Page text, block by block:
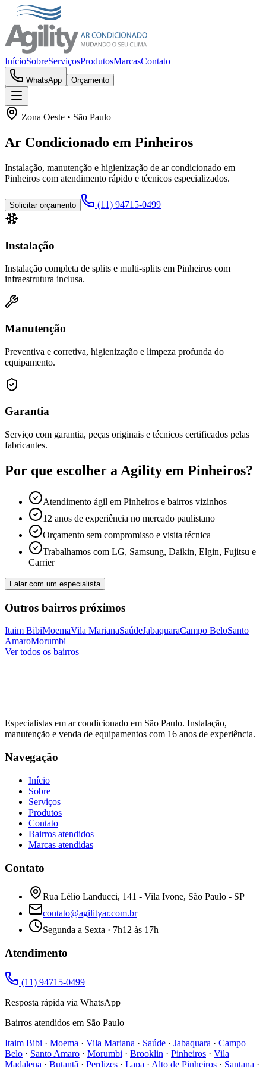
InícioSobreServiçosProdutosMarcasContato
WhatsApp Orçamento
Zona Oeste • São Paulo
Ar Condicionado em Pinheiros
Instalação, manutenção e higienização de ar condicionado em
Pinheiros com atendimento rápido e técnicos especializados.
Solicitar orçamento (11) 94715-0499
Instalação
Instalação completa de splits e multi-splits em Pinheiros com
infraestrutura inclusa.
Manutenção
Preventiva e corretiva, higienização e limpeza profunda do
equipamento.
Garantia
Serviço com garantia, peças originais e técnicos certificados pelas
fabricantes.
Por que escolher a Agility em Pinheiros?
Atendimento ágil em Pinheiros e bairros vizinhos
12 anos de experiência no mercado paulistano
Orçamento sem compromisso e visita técnica
Trabalhamos com LG, Samsung, Daikin, Elgin, Fujitsu e
Carrier
Falar com um especialista
Outros bairros próximos
Itaim BibiMoemaVila MarianaSaúdeJabaquaraCampo BeloSanto
AmaroMorumbi
Ver todos os bairros
Especialistas em ar condicionado em São Paulo. Instalação,
manutenção e venda de equipamentos com 16 anos de experiência.
Navegação
Início
Sobre
Serviços
Produtos
Contato
Bairros atendidos
Marcas atendidas
Contato
Rua Lélio Landucci, 141 - Vila Ivone, São Paulo - SP
contato@agilityar.com.br
Segunda a Sexta · 7h12 às 17h
Atendimento
(11) 94715-0499
Resposta rápida via WhatsApp
Bairros atendidos em São Paulo
Itaim Bibi · Moema · Vila Mariana · Saúde · Jabaquara · Campo
Belo · Santo Amaro · Morumbi · Brooklin · Pinheiros · Vila
Madalena · Butantã · Perdizes · Lapa · Alto de Pinheiros · Santana ·